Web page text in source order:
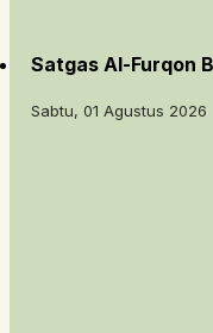
Satgas Al-Furqon
Sabtu, 01 Agustus 2026